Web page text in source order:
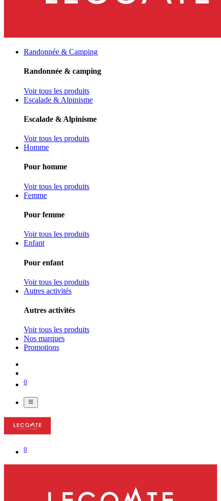
Randonnée & Camping
Randonnée & camping
Voir tous les produits
Escalade & Alpinisme
Escalade & Alpinisme
Voir tous les produits
Homme
Pour homme
Voir tous les produits
Femme
Pour femme
Voir tous les produits
Enfant
Pour enfant
Voir tous les produits
Autres activités
Autres activités
Voir tous les produits
Nos marques
Promotions
0
0